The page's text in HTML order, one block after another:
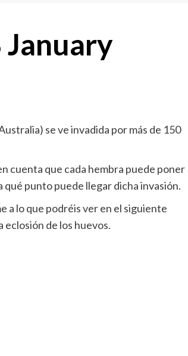
se ve invadida por más de 150
cuenta que cada hembra puede poner
qué punto puede llegar dicha invasión.
a lo que podréis ver en el siguiente
eclosión de los huevos.